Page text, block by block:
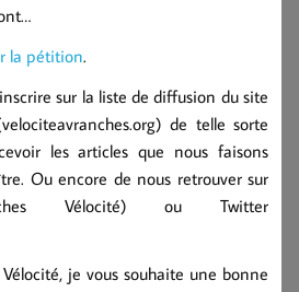
la pétition.
sur la liste de diffusion du site
de telle sorte
les articles que nous faisons
Ou encore de nous retrouver sur
Vélocité) ou Twitter
je vous souhaite une bonne